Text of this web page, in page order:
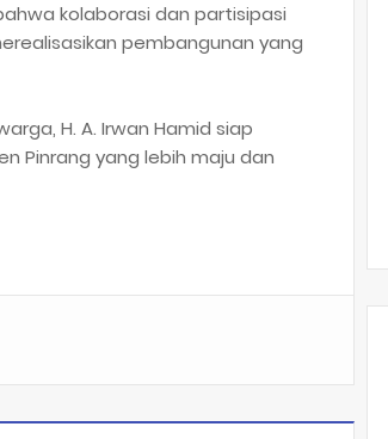
kolaborasi dan partisipasi
pembangunan yang
H. A. Irwan Hamid siap
Pinrang yang lebih maju dan